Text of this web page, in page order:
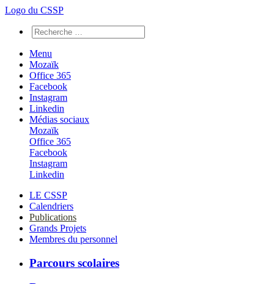
Logo du CSSP
Menu
Mozaïk
Office 365
Facebook
Instagram
Linkedin
Médias sociaux
Mozaïk
Office 365
Facebook
Instagram
Linkedin
LE CSSP
Calendriers
Publications
Grands Projets
Membres du personnel
Parcours scolaires